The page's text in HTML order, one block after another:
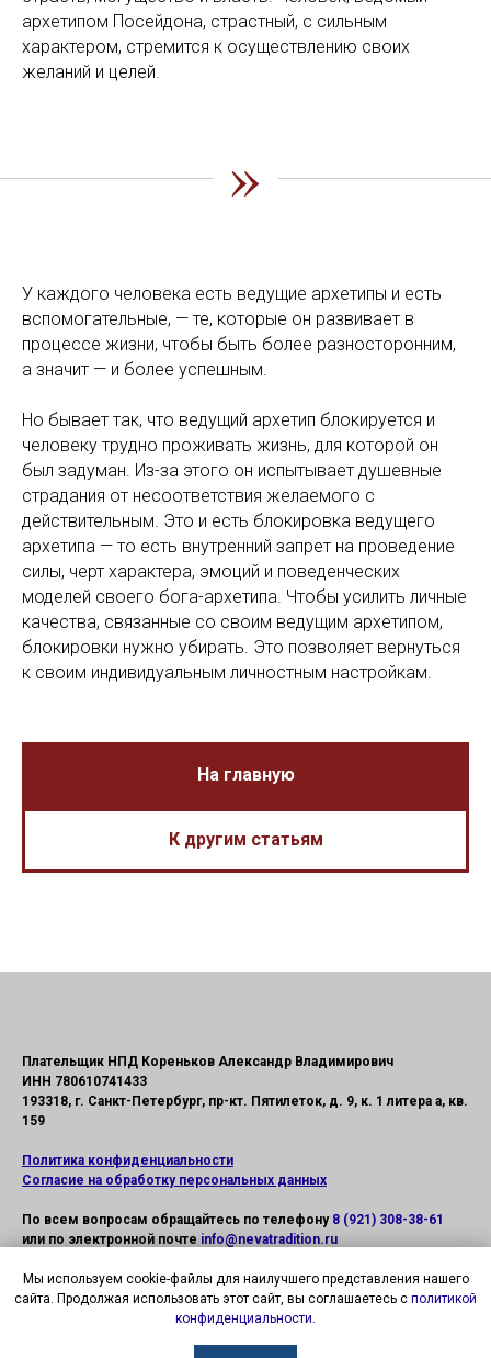
архетипом Посейдона, страстный, с сильным
характером, стремится к осуществлению своих
желаний и целей.
»
У каждого человека есть ведущие архетипы и есть
вспомогательные, — те, которые он развивает в
процессе жизни, чтобы быть более разносторонним,
а значит — и более успешным.
Но бывает так, что ведущий архетип блокируется и
человеку трудно проживать жизнь, для которой он
был задуман. Из-за этого он испытывает душевные
страдания от несоответствия желаемого с
действительным. Это и есть блокировка ведущего
архетипа — то есть внутренний запрет на проведение
силы, черт характера, эмоций и поведенческих
моделей своего бога-архетипа. Чтобы усилить личные
качества, связанные со своим ведущим архетипом,
блокировки нужно убирать. Это позволяет вернуться
к своим индивидуальным личностным настройкам.
На главную
К другим статьям
Плательщик НПД Кореньков Александр Владимирович
ИНН 780610741433
193318, г. Санкт-Петербург, пр-кт. Пятилеток, д. 9, к. 1 литера а, кв.
159
Политика конфиденциальности
Согласие на обработку персональных данных
По всем вопросам обращайтесь по телефону 8 (921) 308-38-61
или по электронной почте info@nevatradition.ru
Мы используем cookie-файлы для наилучшего представления нашего
сайта. Продолжая использовать этот сайт, вы соглашаетесь с политикой
конфиденциальности.